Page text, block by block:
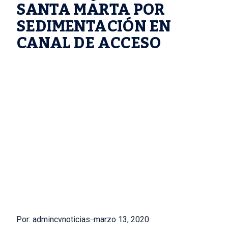
SANTA MARTA POR
SEDIMENTACIÓN EN
CANAL DE ACCESO
Por: admincvnoticias marzo 13, 2020